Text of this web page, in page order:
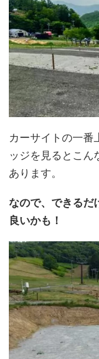
カーサイトの一番
ッジを見るとこん
あります。
なので、できるだ
良いかも！